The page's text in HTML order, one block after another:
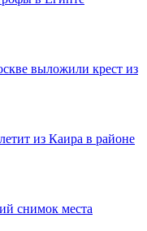
выложили крест из
из Каира в районе
снимок места